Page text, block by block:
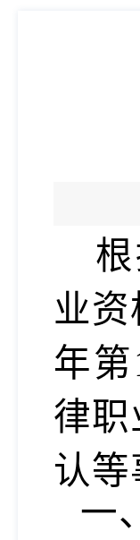
业
年
律
认等
一